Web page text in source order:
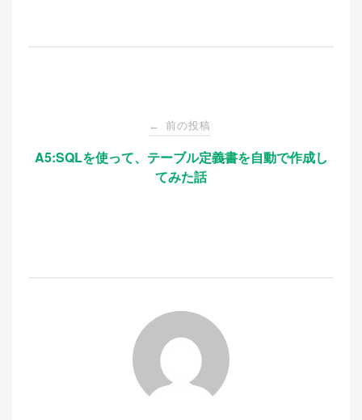
稿
← 前の投稿
A5:SQLを使って、テーブル定義書を自動で作成し
てみた話